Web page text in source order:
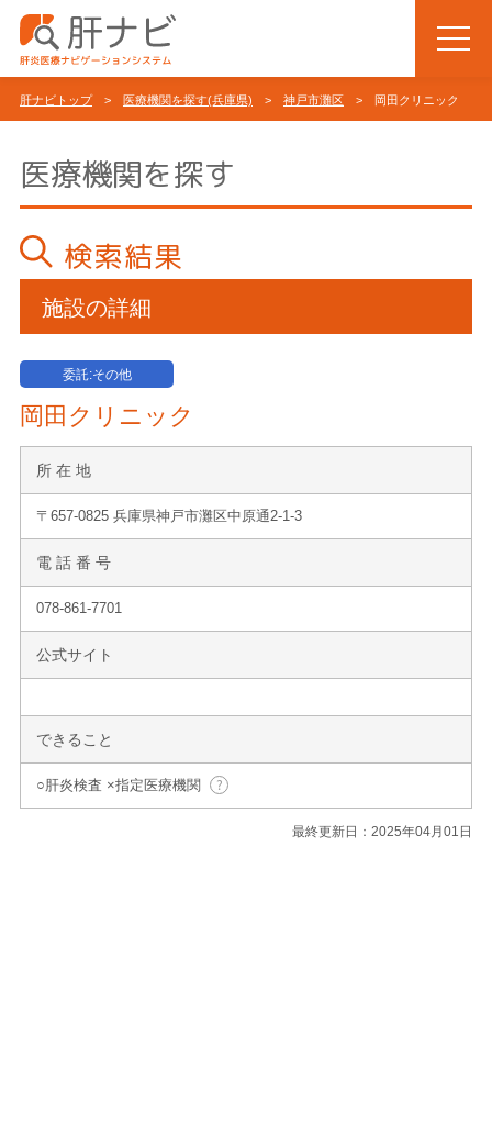
肝ナビトップ> 医療機関を探す(兵庫県) > 神戸市灘区 > 岡田クリニック
医療機関を探す
検索結果
施設の詳細
委託:その他
岡田クリニック
所 在 地
〒657-0825 兵庫県神戸市灘区中原通2-1-3
電 話 番 号
078-861-7701
公式サイト
できること
○肝炎検査 ×指定医療機関
最終更新日：2025年04月01日